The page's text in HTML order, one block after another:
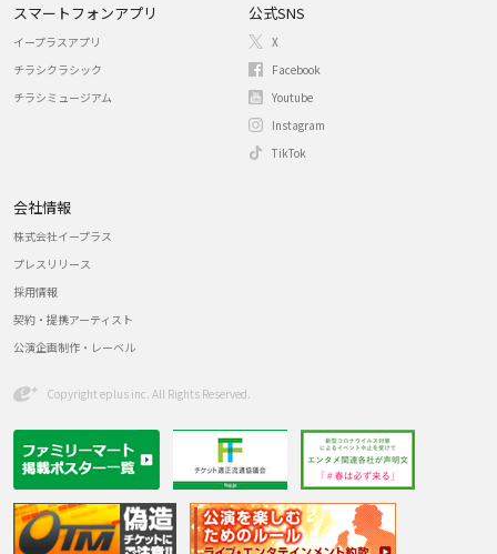
スマートフォンアプリ
イープラスアプリ
チラシクラシック
チラシミュージアム
公式SNS
X
Facebook
Youtube
Instagram
TikTok
会社情報
株式会社イープラス
プレスリリース
採用情報
契約・提携アーティスト
公演企画制作・レーベル
Copyright eplus inc. All Rights Reserved.